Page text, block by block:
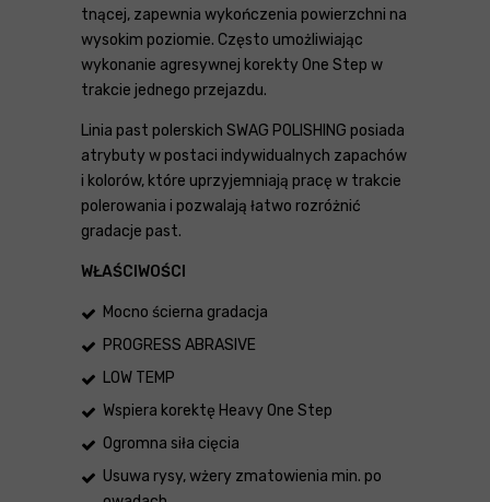
tnącej, zapewnia wykończenia powierzchni na
wysokim poziomie. Często umożliwiając
wykonanie agresywnej korekty One Step w
trakcie jednego przejazdu.
Linia past polerskich SWAG POLISHING posiada
atrybuty w postaci indywidualnych zapachów
i kolorów, które uprzyjemniają pracę w trakcie
polerowania i pozwalają łatwo rozróżnić
gradacje past.
WŁAŚCIWOŚCI
Mocno ścierna gradacja
PROGRESS ABRASIVE
LOW TEMP
Wspiera korektę Heavy One Step
Ogromna siła cięcia
Usuwa rysy, wżery zmatowienia min. po